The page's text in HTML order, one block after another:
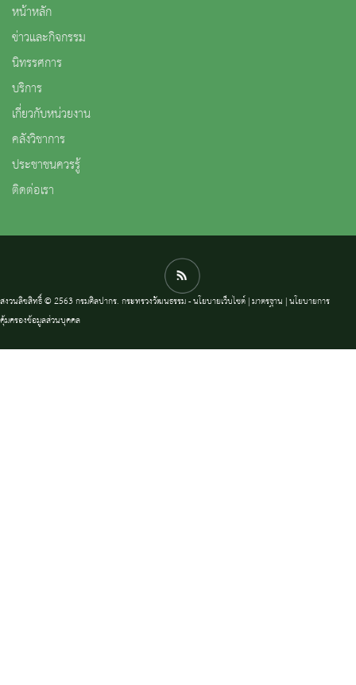
หน้าหลัก
ข่าวและกิจกรรม
นิทรรศการ
บริการ
เกี่ยวกับหน่วยงาน
คลังวิชาการ
ประชาชนควรรู้
ติดต่อเรา
สงวนลิขสิทธิ์ © 2563 กรมศิลปากร. กระทรวงวัฒนธรรม -นโยบายเว็บไซต์|มาตรฐาน |นโยบายการ
คุ้มครองข้อมูลส่วนบุคคล